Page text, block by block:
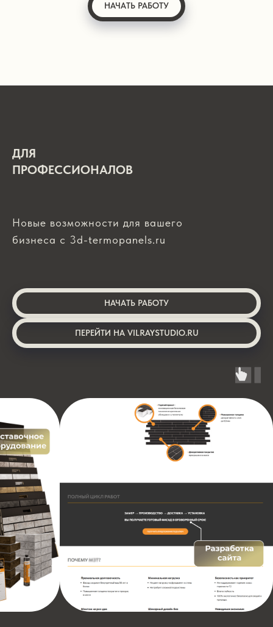
НАЧАТЬ РАБОТУ
ДЛЯ
ПРОФЕССИОНАЛОВ
Новые возможности для вашего
бизнеса с 3d-termopanels.ru
НАЧАТЬ РАБОТУ
ПЕРЕЙТИ НА VILRAYSTUDIO.RU